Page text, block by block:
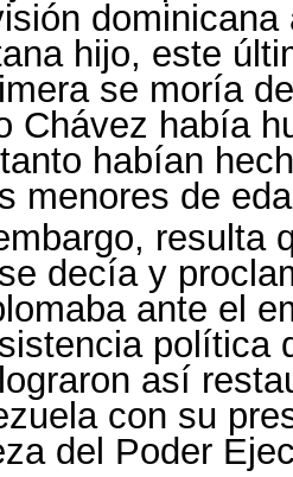
hijo, este
se moría
Chávez había
habían
menores de
resulta
decía y
ante el
política
así
con su
del Poder